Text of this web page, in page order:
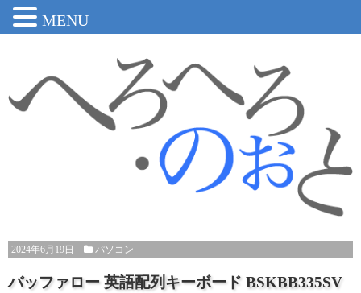
2024年6月19日 パソコン
バッファロー 英語配列キーボード BSKBB335SV
MENU